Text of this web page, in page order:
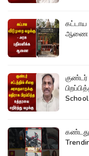
கட்டாய
குண்டர்
School